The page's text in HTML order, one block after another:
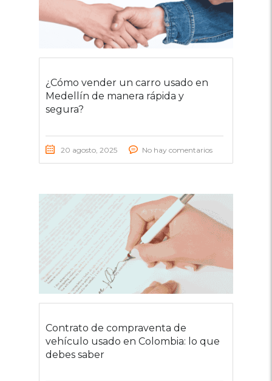
¿Cómo vender un carro usado en
Medellín de manera rápida y
segura?
20 agosto, 2025 No hay comentarios
Contrato de compraventa de
vehículo usado en Colombia: lo que
debes saber